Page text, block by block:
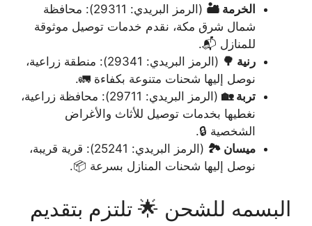
الخرمة 🏜️
(الرمز البريدي: 29311): محافظة
شمال شرق مكة، نقدم خدمات توصيل موثوقة
للمنازل 📬.
رنية 🌳
(الرمز البريدي: 29341): منطقة زراعية،
نوصل إليها شحنات متنوعة بكفاءة 🚛.
تربة 🏡
(الرمز البريدي: 29711): محافظة زراعية،
نغطيها بخدمات توصيل للأثاث والأغراض
الشخصية 🔒.
ميسان 🏞️
(الرمز البريدي: 25241): قرية قريبة،
نوصل إليها شحنات المنازل بسرعة 📦.
البسمه للشحن 🌟 تلتزم بتقديم